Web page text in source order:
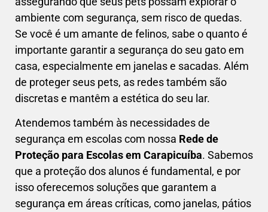
ambiente com segurança, sem risco de quedas.
Se você é um amante de felinos, sabe o quanto é
importante garantir a segurança do seu gato em
casa, especialmente em janelas e sacadas. Além
de proteger seus pets, as redes também são
discretas e mantêm a estética do seu lar.
Atendemos também às necessidades de
segurança em escolas com nossa Rede de
Proteção para Escolas em Carapicuíba. Sabemos
que a proteção dos alunos é fundamental, e por
isso oferecemos soluções que garantem a
segurança em áreas críticas, como janelas, pátios